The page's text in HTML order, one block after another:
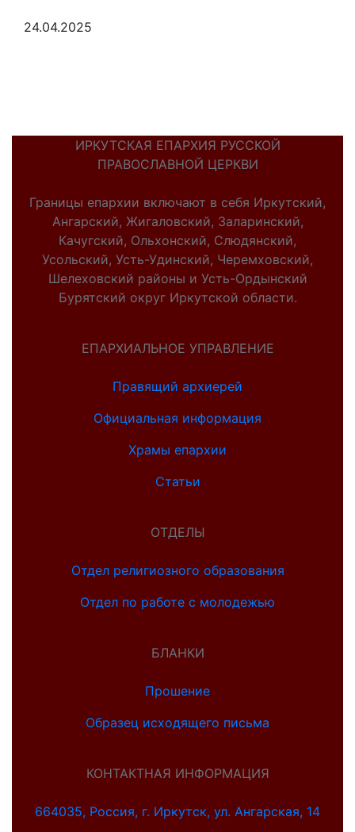
24.04.2025
ИРКУТСКАЯ ЕПАРХИЯ РУССКОЙ
ПРАВОСЛАВНОЙ ЦЕРКВИ
Границы епархии включают в себя Иркутский,
Ангарский, Жигаловский, Заларинский,
Качугский, Ольхонский, Слюдянский,
Усольский, Усть-Удинский, Черемховский,
Шелеховский районы и Усть-Ордынский
Бурятский округ Иркутской области.
ЕПАРХИАЛЬНОЕ УПРАВЛЕНИЕ
Правящий архиерей
Официальная информация
Храмы епархии
Статьи
ОТДЕЛЫ
Отдел религиозного образования
Отдел по работе с молодежью
БЛАНКИ
Прошение
Образец исходящего письма
КОНТАКТНАЯ ИНФОРМАЦИЯ
664035, Россия, г. Иркутск, ул. Ангарская, 14